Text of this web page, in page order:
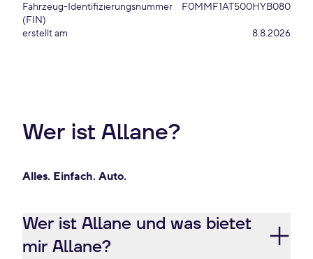
Fahrzeug-Identifizierungsnummer
(FIN)
F0MMF1AT500HYB080
erstellt am 8.8.2026
Wer ist Allane?
Alles. Einfach. Auto.
Wer ist Allane und was bietet
mir Allane?